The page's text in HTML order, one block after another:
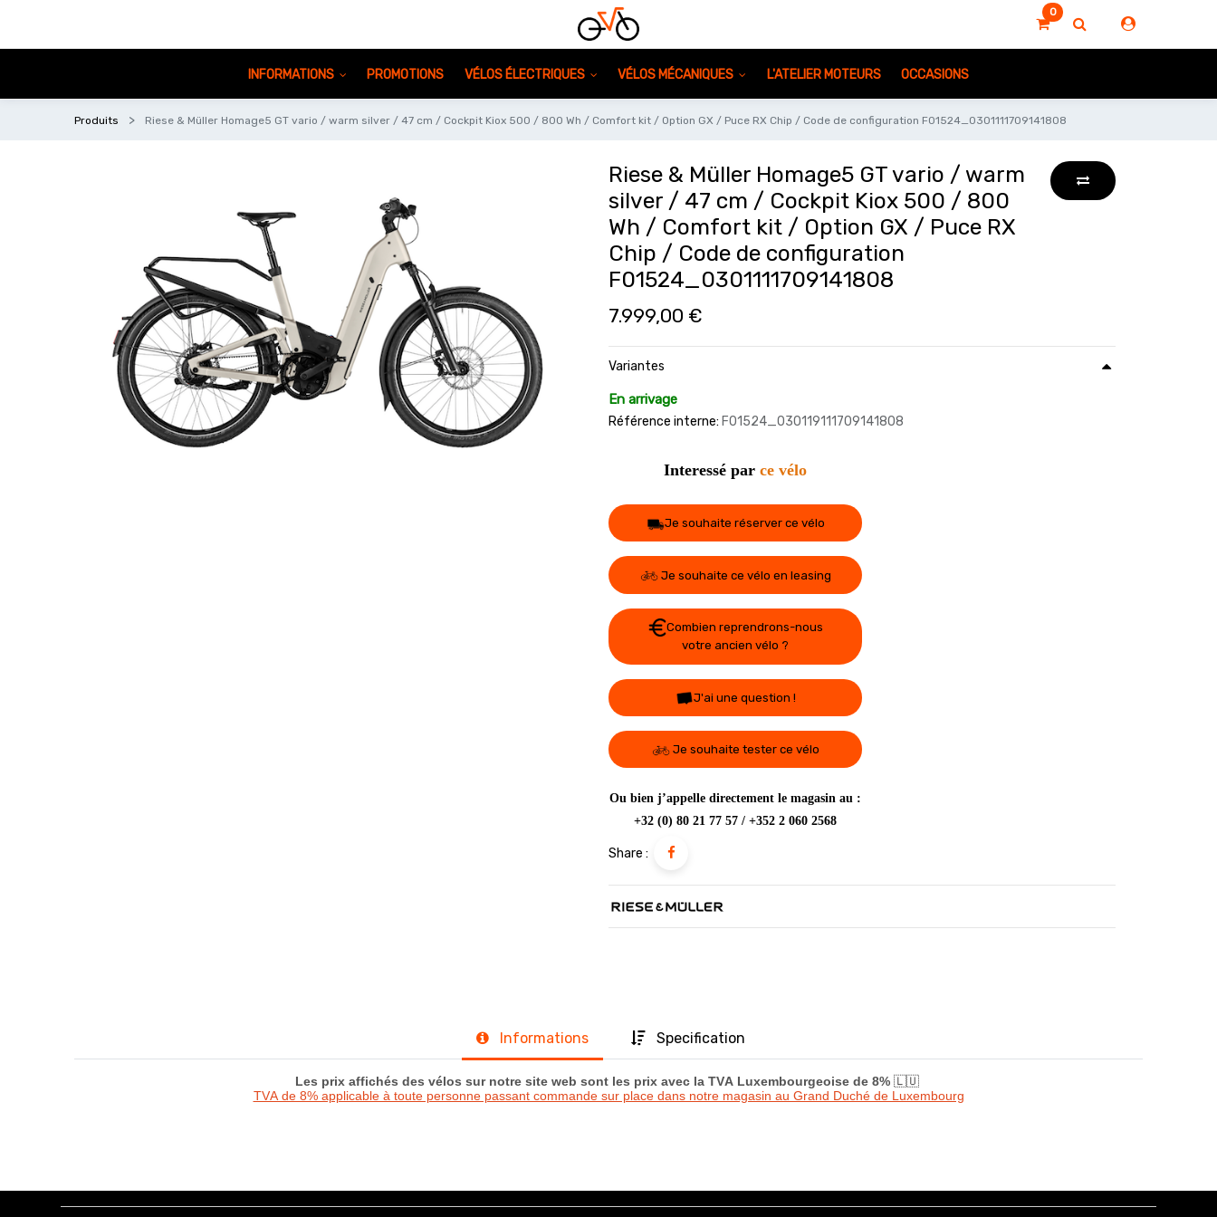
0
INFORMATIONS PROMOTIONS VÉLOS ÉLECTRIQUES VÉLOS MÉCANIQUES L'ATELIER MOTEURS OCCASIONS
Produits Riese & Müller Homage5 GT vario / warm silver / 47 cm / Cockpit Kiox 500 / 800 Wh / Comfort kit / Option GX / Puce RX Chip / Code de configuration F01524_0301111709141808
Riese & Müller Homage5 GT vario / warm
silver / 47 cm / Cockpit Kiox 500 / 800
Wh / Comfort kit / Option GX / Puce RX
Chip / Code de configuration
F01524_0301111709141808
7.999,00 €
Variantes
En arrivage
Référence interne: F01524_030119111709141808
Interessé par ce vélo
Je souhaite réserver ce vélo
Je souhaite ce vélo en leasing
Combien reprendrons-nous
votre ancien vélo ?
J'ai une question !
Je souhaite tester ce vélo
Ou bien j’appelle directement le magasin au :
+32 (0) 80 21 77 57 / +352 2 060 2568
Share :
Informations Specification
Les prix affichés des vélos sur notre site web sont les prix avec la TVA Luxembourgeoise de 8% 🇱🇺
TVA de 8% applicable à toute personne passant commande sur place dans notre magasin au Grand Duché de Luxembourg